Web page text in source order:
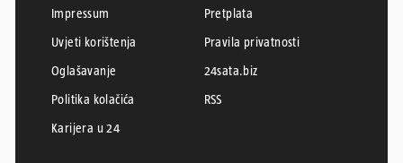
Impressum
Pretplata
Uvjeti korištenja
Pravila privatnosti
Oglašavanje
24sata.biz
Politika kolačića
RSS
Karijera u 24